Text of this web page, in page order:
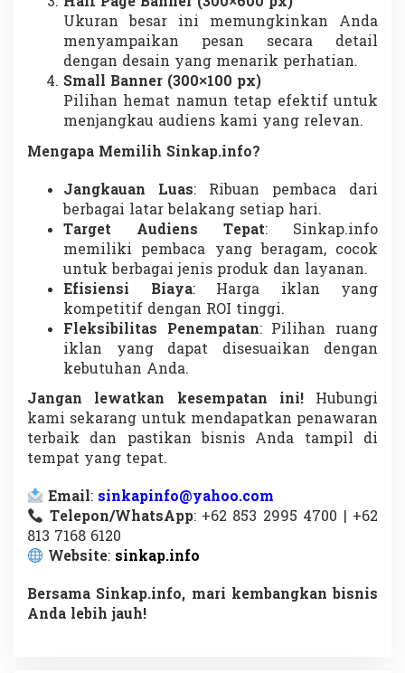
Ukuran besar ini memungkinkan Anda
menyampaikan pesan secara detail
dengan desain yang menarik perhatian.
Small Banner (300×100 px)
Pilihan hemat namun tetap efektif untuk
menjangkau audiens kami yang relevan.
Mengapa Memilih Sinkap.info?
Jangkauan Luas: Ribuan pembaca dari
berbagai latar belakang setiap hari.
Target Audiens Tepat: Sinkap.info
memiliki pembaca yang beragam, cocok
untuk berbagai jenis produk dan layanan.
Efisiensi Biaya: Harga iklan yang
kompetitif dengan ROI tinggi.
Fleksibilitas Penempatan: Pilihan ruang
iklan yang dapat disesuaikan dengan
kebutuhan Anda.
Jangan lewatkan kesempatan ini!Hubungi
kami sekarang untuk mendapatkan penawaran
terbaik dan pastikan bisnis Anda tampil di
tempat yang tepat.
Email: sinkapinfo@yahoo.com
Telepon/WhatsApp: +62 853 2995 4700 | +62
813 7168 6120
Website: sinkap.info
Bersama Sinkap.info, mari kembangkan bisnis
Anda lebih jauh!